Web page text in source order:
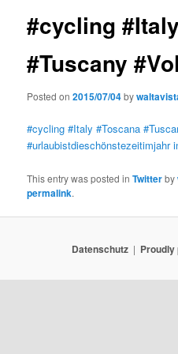
#cycling
#Tuscany
Posted on2015/07/04by
#cycling #Italy #Toscana
#urlaubistdieschönstezeitimjahr
This entry was posted inTwitterby
permalink.
Datenschutz Proudly